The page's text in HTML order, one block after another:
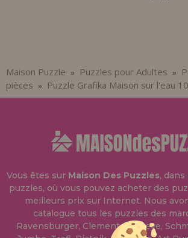
Maison Puzzle » Puzzles pour Adultes »
pièces » Puzzle Grafika Maison sur l'eau
Vous êtes sur Maison Des Puzzles, dans
puzzles, où vous pouvez acheter des
meilleurs prix sur Internet. Nous
catalogue tous les puzzles des
Ravensburger, Clementoni, Heye,